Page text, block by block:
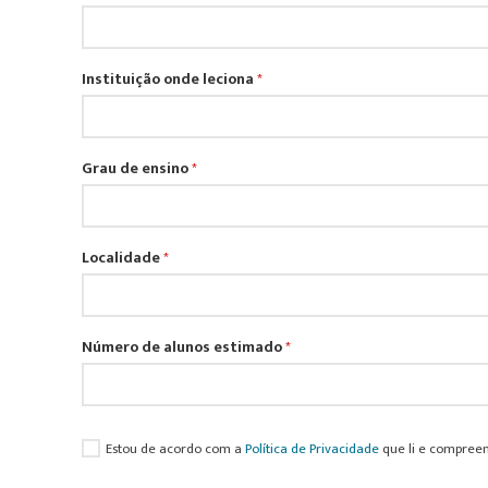
Instituição onde leciona *
Grau de ensino*
Localidade*
Número de alunos estimado*
Estou de acordo com aPolítica de Privacidadeque li e